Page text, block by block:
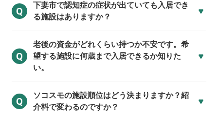
Q
下妻市で認知症の症状が出ていても入居でき
る施設はありますか？
Q
老後の資金がどれくらい持つか不安です。希
望する施設に何歳まで入居できるか知りた
い。
Q
ソコスモの施設順位はどう決まりますか？紹
介料で変わるのですか？